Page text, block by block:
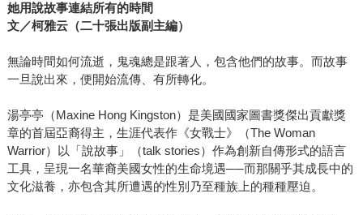
她用說故事連結所有的時間
文／柯雅云（二十張出版副主編）
無論時間如何流逝，鬼魂總是跟著人，包含他們的故事。而故事
一旦說出來，便開始流傳、有所轉化。
湯亭亭（Maxine Hong Kingston）是美國國家圖書獎傑出貢獻獎
章的首屆亞裔得主，生涯代表作《女戰士》（The Woman
Warrior）以「說故事」（talk stories）作為創新自傳形式的語言
工具，呈現一名華裔美國女性的生命境遇──而那關乎其成長中的
文化滋養，亦包含其所遭遇的性別乃至種族上的種種壓迫。